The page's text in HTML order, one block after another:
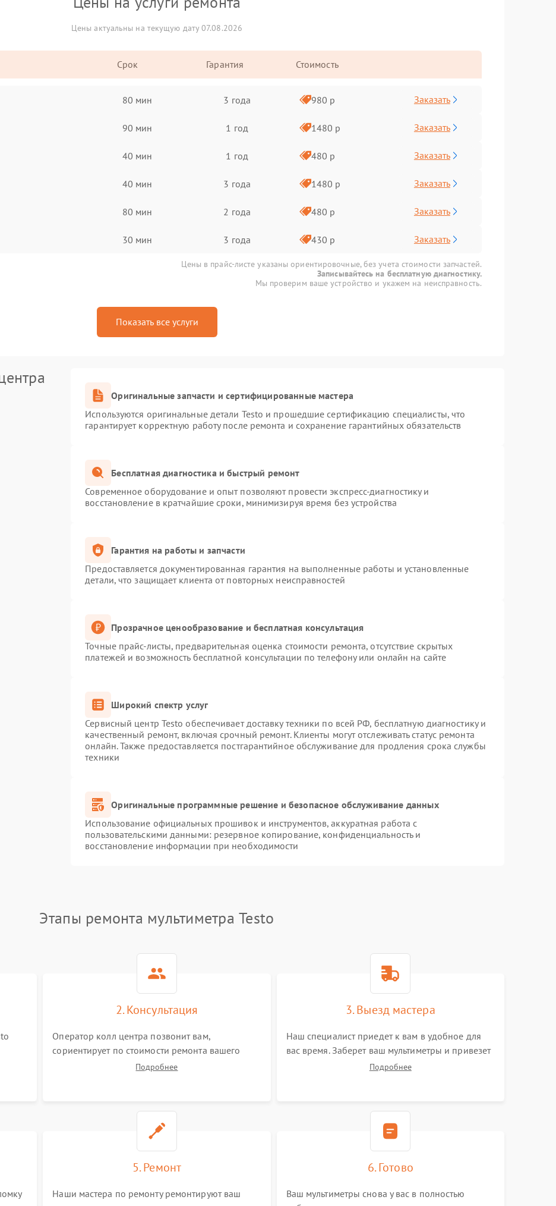
Цены актуальны на текущую дату 07.08.2026
Срок Гарантия Стоимость
80 мин 3 года 980 р Заказать
90 мин 1 год 1480 р Заказать
40 мин 1 год 480 р Заказать
40 мин 3 года 1480 р Заказать
80 мин 2 года 480 р Заказать
30 мин 3 года 430 р Заказать
Цены в прайс-листе указаны ориентировочные, без учета стоимости запчастей.
Записывайтесь на бесплатную диагностику.
Мы проверим ваше устройство и укажем на неисправность.
Показать все услуги
Оригинальные запчасти и сертифицированные мастера
Используются оригинальные детали Testo и прошедшие сертификацию специалисты, что
гарантирует корректную работу после ремонта и сохранение гарантийных обязательств
Бесплатная диагностика и быстрый ремонт
Современное оборудование и опыт позволяют провести экспресс-диагностику и
восстановление в кратчайшие сроки, минимизируя время без устройства
Гарантия на работы и запчасти
Предоставляется документированная гарантия на выполненные работы и установленные
детали, что защищает клиента от повторных неисправностей
Прозрачное ценообразование и бесплатная консультация
Точные прайс-листы, предварительная оценка стоимости ремонта, отсутствие скрытых
платежей и возможность бесплатной консультации по телефону или онлайн на сайте
Широкий спектр услуг
Сервисный центр Testo обеспечивает доставку техники по всей РФ, бесплатную диагностику и
качественный ремонт, включая срочный ремонт. Клиенты могут отслеживать статус ремонта
онлайн. Также предоставляется постгарантийное обслуживание для продления срока службы
техники
Оригинальные программные решение и безопасное обслуживание данных
Использование официальных прошивок и инструментов, аккуратная работа с
пользовательскими данными: резервное копирование, конфиденциальность и
восстановление информации при необходимости
Этапы ремонта мультиметра Testo
2. Консультация
Оператор колл центра позвонит вам,
сориентирует по стоимости ремонта вашего
мультиметра а также ответит на все ваши
Подробнее
3. Выезд мастера
Наш специалист приедет к вам в удобное для
вас время. Заберет ваш мультиметры и привезет
на склад для диагностики.
Подробнее
5. Ремонт
Наши мастера по ремонту ремонтируют ваш
6. Готово
Ваш мультиметры снова у вас в полностью